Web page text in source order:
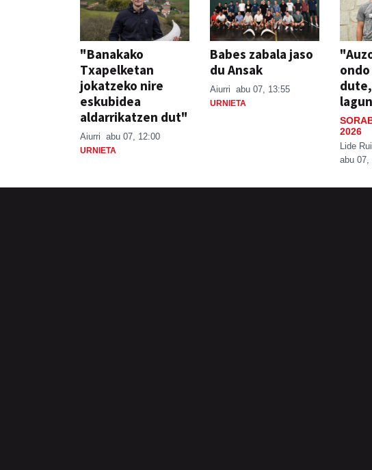
"Banakako
Txapelketan
jokatzeko nire
eskubidea
aldarrikatzen dut"
Aiurri abu 07, 12:00
URNIETA
Babes zabala jaso
du Ansak
Aiurri abu 07, 13:55
URNIETA
2026
Lide
abu 07,